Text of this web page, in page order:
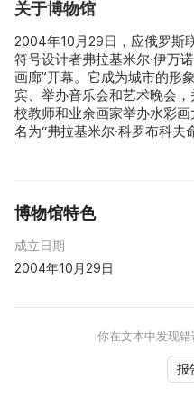
关于博物馆
2004年10月29日，应俄罗斯
符号设计者弗拉基米尔·伊万
画廊”开幕。它成为城市的形
宾、举办音乐会和艺术晚会
校教师和业余画家举办水彩
名为“弗拉基米尔·科罗布科夫
博物馆特色
成立日期
2004年10月29日
你在文本中发现
报